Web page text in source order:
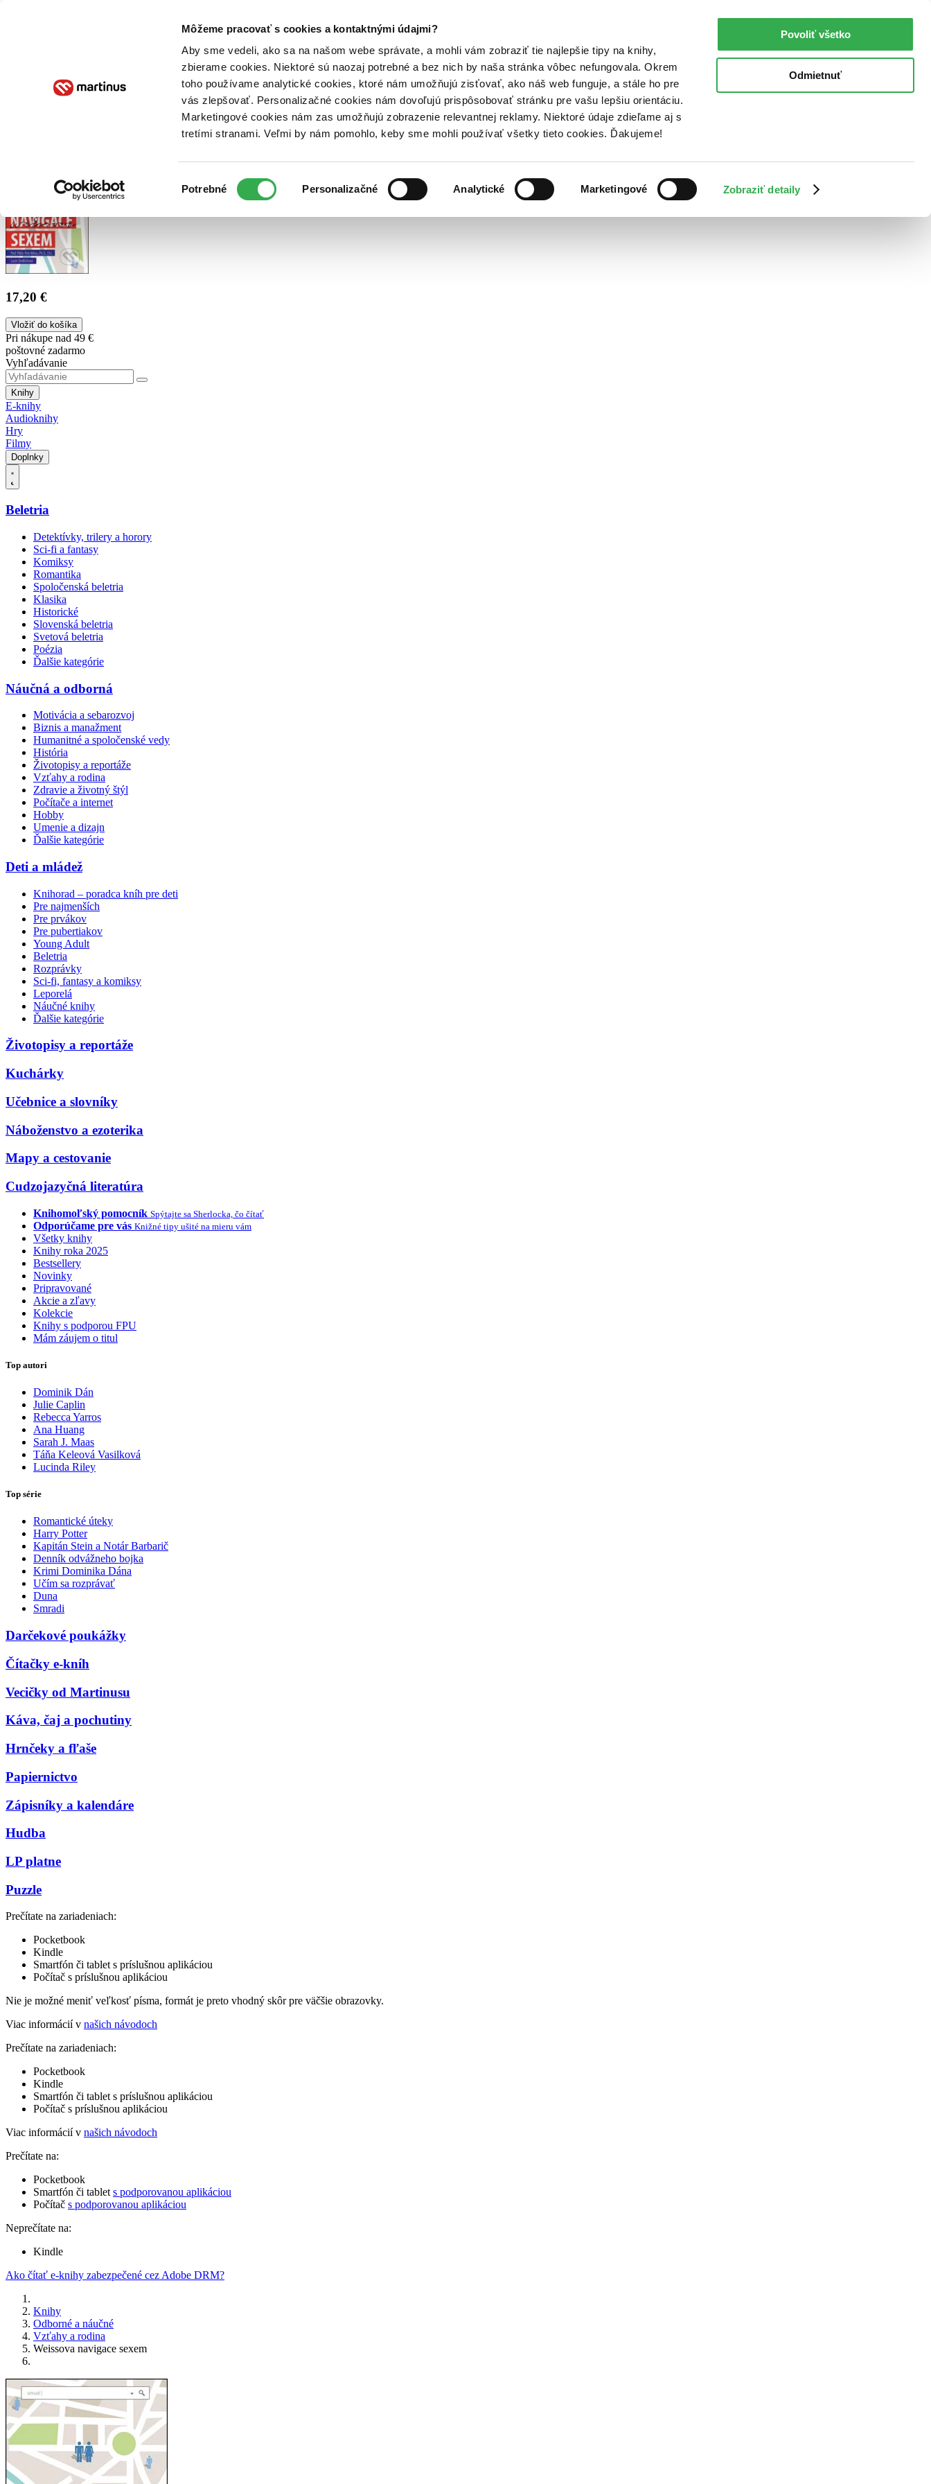
Môžeme pracovať s cookies a kontaktnými údajmi?
Aby sme vedeli, ako sa na našom webe správate, a mohli vám zobraziť tie najlepšie tipy na knihy,
zbierame cookies. Niektoré sú naozaj potrebné a bez nich by naša stránka vôbec nefungovala. Okrem
toho používame analytické cookies, ktoré nám umožňujú zisťovať, ako náš web funguje, a stále ho pre
vás zlepšovať. Personalizačné cookies nám dovoľujú prispôsobovať stránku pre vašu lepšiu orientáciu.
Marketingové cookies nám zas umožňujú zobrazenie relevantnej reklamy. Niektoré údaje zdieľame aj s
tretími stranami. Veľmi by nám pomohlo, keby sme mohli používať všetky tieto cookies. Ďakujeme!
súhlasu
Potrebné Personalizačné Analytické Marketingové Zobraziť detaily
Povoliť všetko
Odmietnuť
Poukážky Kontakt
17,20 €
Vložiť do košíka
Pri nákupe nad 49 €
poštovné zadarmo
Vyhľadávanie
Knihy
E-knihy
Audioknihy
Hry
Filmy
Doplnky
Beletria
Detektívky, trilery a horory
Sci-fi a fantasy
Komiksy
Romantika
Spoločenská beletria
Klasika
Historické
Slovenská beletria
Svetová beletria
Poézia
Ďalšie kategórie
Náučná a odborná
Motivácia a sebarozvoj
Biznis a manažment
Humanitné a spoločenské vedy
História
Životopisy a reportáže
Vzťahy a rodina
Zdravie a životný štýl
Počítače a internet
Hobby
Umenie a dizajn
Ďalšie kategórie
Deti a mládež
Knihorad – poradca kníh pre deti
Pre najmenších
Pre prvákov
Pre pubertiakov
Young Adult
Beletria
Rozprávky
Sci-fi, fantasy a komiksy
Leporelá
Náučné knihy
Ďalšie kategórie
Životopisy a reportáže
Kuchárky
Učebnice a slovníky
Náboženstvo a ezoterika
Mapy a cestovanie
Cudzojazyčná literatúra
Knihomoľský pomocník Spýtajte sa Sherlocka, čo čítať
Odporúčame pre vás Knižné tipy ušité na mieru vám
Všetky knihy
Knihy roka 2025
Bestsellery
Novinky
Pripravované
Akcie a zľavy
Kolekcie
Knihy s podporou FPU
Mám záujem o titul
Top autori
Dominik Dán
Julie Caplin
Rebecca Yarros
Ana Huang
Sarah J. Maas
Táňa Keleová Vasilková
Lucinda Riley
Top série
Romantické úteky
Harry Potter
Kapitán Stein a Notár Barbarič
Denník odvážneho bojka
Krimi Dominika Dána
Učím sa rozprávať
Duna
Smradi
Darčekové poukážky
Čítačky e-kníh
Vecičky od Martinusu
Káva, čaj a pochutiny
Hrnčeky a fľaše
Papiernictvo
Zápisníky a kalendáre
Hudba
LP platne
Puzzle
Prečítate na zariadeniach:
Pocketbook
Kindle
Smartfón či tablet s príslušnou aplikáciou
Počítač s príslušnou aplikáciou
Nie je možné meniť veľkosť písma, formát je preto vhodný skôr pre väčšie obrazovky.
Viac informácií v našich návodoch
Prečítate na zariadeniach:
Pocketbook
Kindle
Smartfón či tablet s príslušnou aplikáciou
Počítač s príslušnou aplikáciou
Viac informácií v našich návodoch
Prečítate na:
Pocketbook
Smartfón či tablet s podporovanou aplikáciou
Počítač s podporovanou aplikáciou
Neprečítate na:
Kindle
Ako čítať e-knihy zabezpečené cez Adobe DRM?
Knihy
Odborné a náučné
Vzťahy a rodina
Weissova navigace sexem